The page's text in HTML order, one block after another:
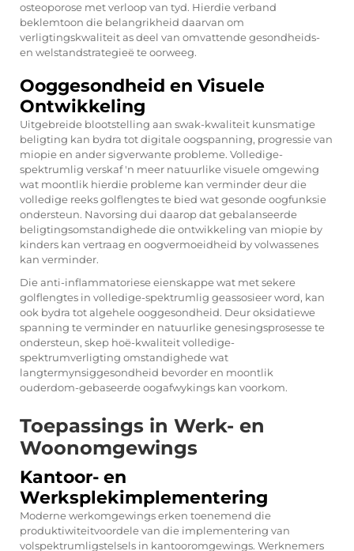
osteoporose met verloop van tyd. Hierdie verband
beklemtoon die belangrikheid daarvan om
verligtingskwaliteit as deel van omvattende gesondheids-
en welstandstrategieë te oorweeg.
Ooggesondheid en Visuele
Ontwikkeling
Uitgebreide blootstelling aan swak-kwaliteit kunsmatige
beligting kan bydra tot digitale oogspanning, progressie van
miopie en ander sigverwante probleme. Volledige-
spektrumlig verskaf 'n meer natuurlike visuele omgewing
wat moontlik hierdie probleme kan verminder deur die
volledige reeks golflengtes te bied wat gesonde oogfunksie
ondersteun. Navorsing dui daarop dat gebalanseerde
beligtingsomstandighede die ontwikkeling van miopie by
kinders kan vertraag en oogvermoeidheid by volwassenes
kan verminder.
Die anti-inflammatoriese eienskappe wat met sekere
golflengtes in volledige-spektrumlig geassosieer word, kan
ook bydra tot algehele ooggesondheid. Deur oksidatiewe
spanning te verminder en natuurlike genesingsprosesse te
ondersteun, skep hoë-kwaliteit volledige-
spektrumverligting omstandighede wat
langtermynsiggesondheid bevorder en moontlik
ouderdom-gebaseerde oogafwykings kan voorkom.
Toepassings in Werk- en
Woonomgewings
Kantoor- en
Werksplekimplementering
Moderne werkomgewings erken toenemend die
produktiwiteitvoordele van die implementering van
volspektrumligstelsels in kantooromgewings. Werknemers